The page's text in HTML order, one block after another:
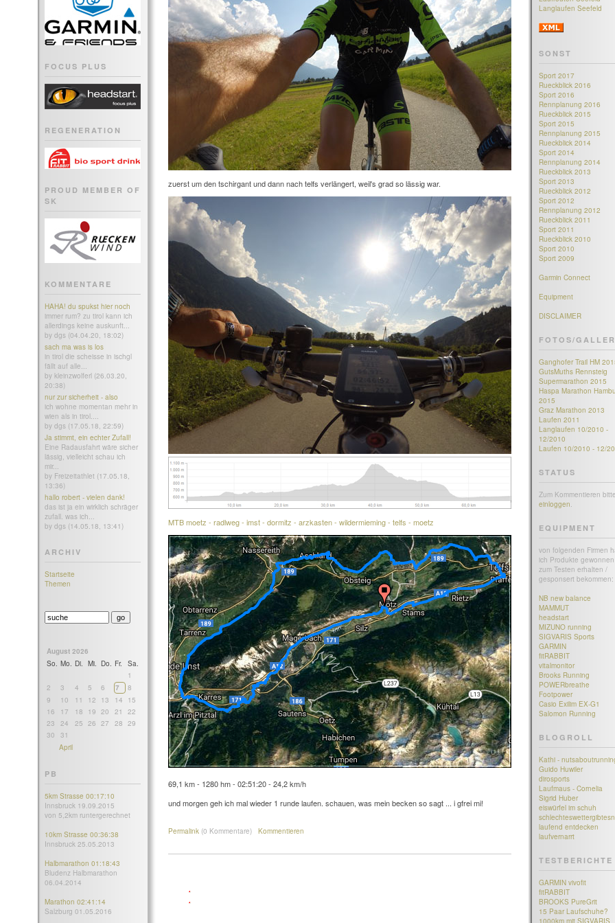
FOCUS PLUS
REGENERATION
PROUD MEMBER OF
SK
KOMMENTARE
HAHA! du spukst hier noch
immer rum? zu tirol kann ich
allerdings keine auskunft...
by dgs (04.04.20, 18:02)
sach ma was is los
in tirol die scheisse in ischgl
fällt auf alle...
by kleinzwolferl (26.03.20,
20:38)
nur zur sicherheit - also
ich wohne momentan mehr in
wien als in tirol....
by dgs (17.05.18, 22:59)
Ja stimmt, ein echter Zufall!
Eine Radausfahrt wäre sicher
lässig, vielleicht schau ich
mir...
by Freizeitathlet (17.05.18,
13:36)
hallo robert - vielen dank!
das ist ja ein wirklich schräger
zufall. was ich...
by dgs (14.05.18, 13:41)
ARCHIV
Startseite
Themen
August 2026
So. Mo. Di. Mi. Do. Fr.
Sa.
1
2
3 4 5 6 7
8
9
10 11 12 13 14
15
16
17 18 19 20 21
22
23
24 25 26 27 28 29
30
31
April
PB
5km Strasse 00:17:10
Innsbruck 19.09.2015
von 5,2km runtergerechnet
10km Strasse 00:36:38
Innsbruck 25.05.2013
Halbmarathon 01:18:43
Bludenz Halbmarathon
06.04.2014
Marathon 02:41:14
Salzburg 01.05.2016
zuerst um den tschirgant und dann nach telfs verlängert, weil's grad so lässig war.
MTB moetz - radlweg - imst - dormitz - arzkasten - wildermieming - telfs - moetz
69,1 km - 1280 hm - 02:51:20 - 24,2 km/h
und morgen geh ich mal wieder 1 runde laufen. schauen, was mein becken so sagt ... i gfrei mi!
Permalink (0 Kommentare) Kommentieren
Langlaufen Seefeld
SONST
Sport 2017
Rueckblick 2016
Sport 2016
Rennplanung 2016
Rueckblick 2015
Sport 2015
Rennplanung 2015
Rueckblick 2014
Sport 2014
Rennplanung 2014
Rueckblick 2013
Sport 2013
Rueckblick 2012
Sport 2012
Rennplanung 2012
Rueckblick 2011
Sport 2011
Rueckblick 2010
Sport 2010
Sport 2009
Garmin Connect
Equipment
DISCLAIMER
FOTOS/
Ganghofer Trail HM
GutsMuths Rennsteig
Supermarathon 2015
Haspa Marathon
2015
Graz Marathon 2013
Laufen 2011
Langlaufen 10/2010 -
12/2010
Laufen 10/2010 - 12/
STATUS
Zum Kommentieren bitte
einloggen.
EQUIPMENT
von folgenden Firmen
ich Produkte
zum Testen erhalten /
gesponsert bekommen:
NB new balance
MAMMUT
headstart
MIZUNO running
SIGVARIS Sports
GARMIN
fitRABBIT
vitalmonitor
Brooks Running
POWERbreathe
Footpower
Casio Exilim EX-G1
Salomon Running
BLOGROLL
Kathi -
Guido Huwiler
dirosports
Laufmaus - Cornelia
Sigrid Huber
eiswürfel im schuh
laufend entdecken
laufvernarrt
TESTBERICHTE
GARMIN vivofit
fitRABBIT
BROOKS PureGrit
15 Paar Laufschuhe?
1000km mit SIGVARIS